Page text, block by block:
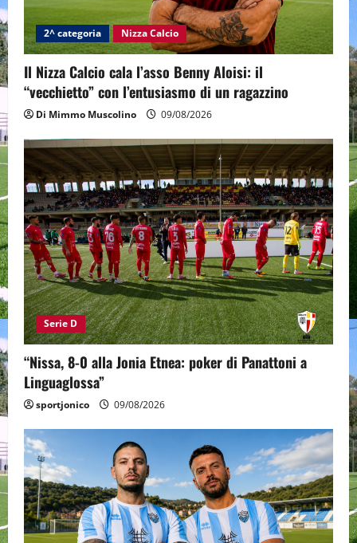
2^ categoria Nizza Calcio
Il Nizza Calcio cala l’asso Benny Aloisi: il
“vecchietto” con l’entusiasmo di un ragazzino
Di Mimmo Muscolino 09/08/2026
Serie D
“Nissa, 8-0 alla Jonia Etnea: poker di Panattoni a
Linguaglossa”
sportjonico 09/08/2026